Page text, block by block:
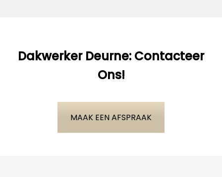
Dakwerker Deurne: Contacteer
Ons!
MAAK EEN AFSPRAAK